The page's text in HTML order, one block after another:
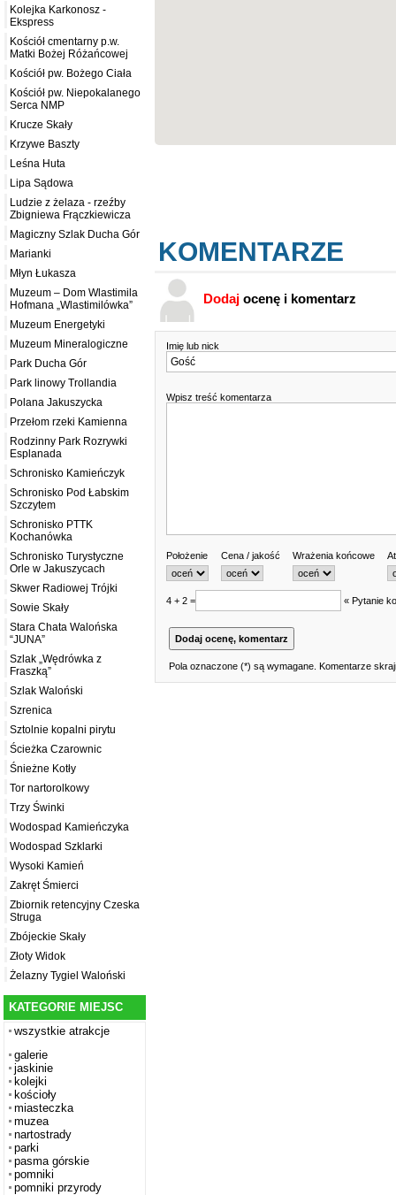
Kolejka Karkonosz -
Ekspress
Kościół cmentarny p.w.
Matki Bożej Różańcowej
Kościół pw. Bożego Ciała
Kościół pw. Niepokalanego
Serca NMP
Krucze Skały
Krzywe Baszty
Leśna Huta
Lipa Sądowa
Ludzie z żelaza - rzeźby
Zbigniewa Frączkiewicza
Magiczny Szlak Ducha Gór
Marianki
Młyn Łukasza
Muzeum – Dom Wlastimila
Hofmana „Wlastimilówka”
Muzeum Energetyki
Muzeum Mineralogiczne
Park Ducha Gór
Park linowy Trollandia
Polana Jakuszycka
Przełom rzeki Kamienna
Rodzinny Park Rozrywki
Esplanada
Schronisko Kamieńczyk
Schronisko Pod Łabskim
Szczytem
Schronisko PTTK
Kochanówka
Schronisko Turystyczne
Orle w Jakuszycach
Skwer Radiowej Trójki
Sowie Skały
Stara Chata Walońska
“JUNA”
Szlak „Wędrówka z
Fraszką”
Szlak Waloński
Szrenica
Sztolnie kopalni pirytu
Ścieżka Czarownic
Śnieżne Kotły
Tor nartorolkowy
Trzy Świnki
Wodospad Kamieńczyka
Wodospad Szklarki
Wysoki Kamień
Zakręt Śmierci
Zbiornik retencyjny Czeska
Struga
Zbójeckie Skały
Złoty Widok
Żelazny Tygiel Waloński
KATEGORIE MIEJSC
wszystkie atrakcje
galerie
jaskinie
kolejki
kościoły
miasteczka
muzea
nartostrady
parki
pasma górskie
pomniki
pomniki przyrody
KOMENTARZE
Dodaj ocenę i komentarz
Imię lub nick
Wpisz treść komentarza
Położenie Cena / jakość Wrażenia końcowe
4 + 2 = « Pytanie
Pola oznaczone (*) są wymagane. Komentarze